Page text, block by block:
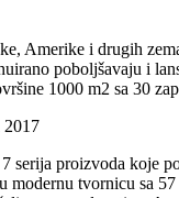
Amerike i drugih
poboljšavaju i
1000 m2 sa 30
2017
serija proizvoda koje
modernu tvornicu sa